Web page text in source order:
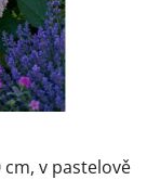
v pastelově